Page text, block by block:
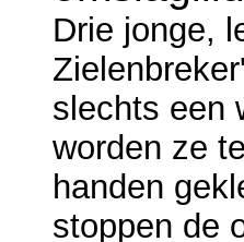
Drie jonge,
slechts een
worden ze
handen
stoppen de